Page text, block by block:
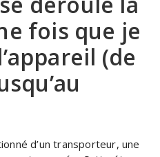
fois que je
(de
d’un transporteur, une